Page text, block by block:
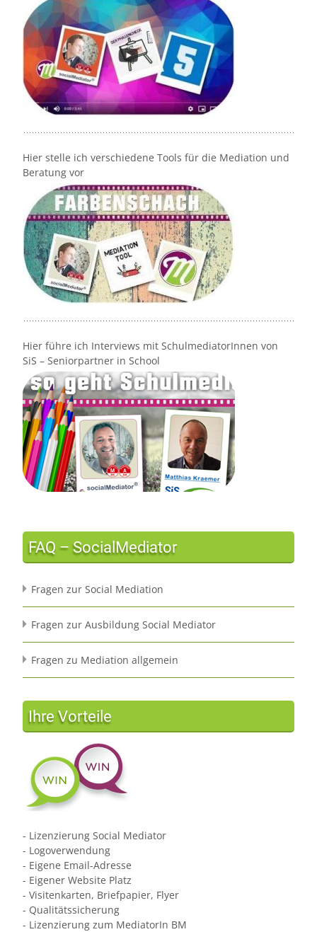
Hier stelle ich verschiedene Tools für die Mediation und
Beratung vor
Hier führe ich Interviews mit SchulmediatorInnen von
SiS – Seniorpartner in School
FAQ – SocialMediator
Fragen zur Social Mediation
Fragen zur Ausbildung Social Mediator
Fragen zu Mediation allgemein
Ihre Vorteile
- Lizenzierung Social Mediator
- Logoverwendung
- Eigene Email-Adresse
- Eigener Website Platz
- Visitenkarten, Briefpapier, Flyer
- Qualitätssicherung
- Lizenzierung zum MediatorIn BM